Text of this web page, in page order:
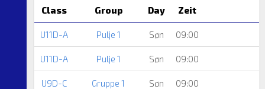
Class Group Day Zeit
U11D-A Pulje 1 Søn 09:00
U11D-A Pulje 1 Søn 09:00
U9D-C Gruppe 1 Søn 09:00